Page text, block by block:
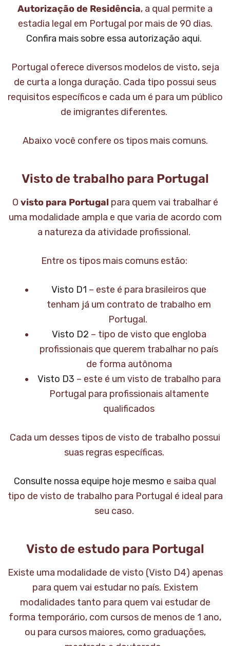
Autorização de Residência, a qual permite a
estadia legal em Portugal por mais de 90 dias.
Confira mais sobre essa autorização aqui.
Portugal oferece diversos modelos de visto, seja
de curta a longa duração. Cada tipo possui seus
requisitos específicos e cada um é para um público
de imigrantes diferentes.
Abaixo você confere os tipos mais comuns.
Visto de trabalho para Portugal
O visto para Portugal para quem vai trabalhar é
uma modalidade ampla e que varia de acordo com
a natureza da atividade profissional.
Entre os tipos mais comuns estão:
Visto D1 – este é para brasileiros que
tenham já um contrato de trabalho em
Portugal.
Visto D2 – tipo de visto que engloba
profissionais que querem trabalhar no país
de forma autônoma
Visto D3 – este é um visto de trabalho para
Portugal para profissionais altamente
qualificados
Cada um desses tipos de visto de trabalho possui
suas regras específicas.
Consulte nossa equipe hoje mesmo e saiba qual
tipo de visto de trabalho para Portugal é ideal para
seu caso.
Visto de estudo para Portugal
Existe uma modalidade de visto (Visto D4) apenas
para quem vai estudar no país. Existem
modalidades tanto para quem vai estudar de
forma temporário, com cursos de menos de 1 ano,
ou para cursos maiores, como graduações,